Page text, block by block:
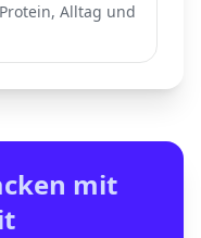
Alltag und
mit